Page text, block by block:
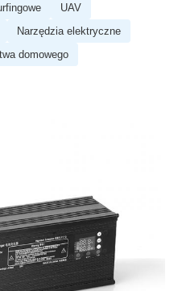
UAV
Narzędzia elektryczne
domowego